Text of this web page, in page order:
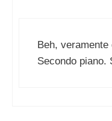
Beh, veramente
Secondo piano.